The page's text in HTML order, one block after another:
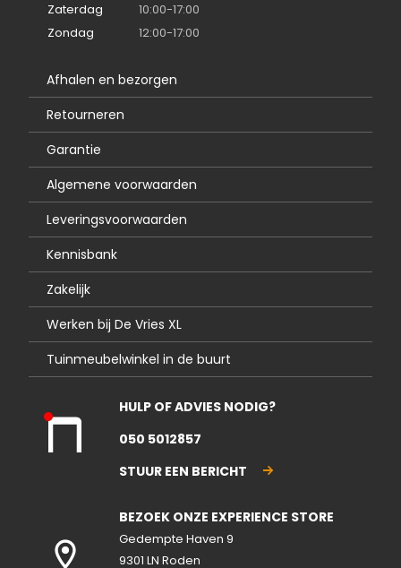
Zaterdag
10:00-17:00
Zondag
12:00-17:00
Afhalen en bezorgen
Retourneren
Garantie
Algemene voorwaarden
Leveringsvoorwaarden
Kennisbank
Zakelijk
Werken bij De Vries XL
Tuinmeubelwinkel in de buurt
nte
ote
n
HULP OF ADVIES NODIG?
050 5012857
STUUR EEN BERICHT
BEZOEK ONZE EXPERIENCE STORE
Gedempte Haven 9
9301 LN Roden